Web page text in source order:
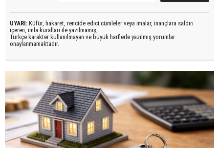
UYARI: Küfür, hakaret, rencide edici cümleler veya imalar, inançlara saldırı
içeren, imla kuralları ile yazılmamış,
Türkçe karakter kullanılmayan ve büyük harflerle yazılmış yorumlar
onaylanmamaktadır.